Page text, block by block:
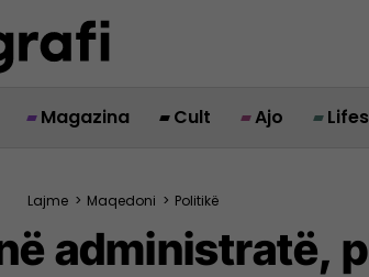
Magazina Cult Ajo
Lajme > Maqedoni > Politikë
administratë,